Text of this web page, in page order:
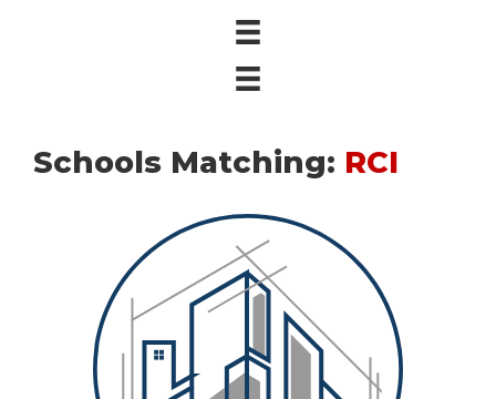
Schools Matching: RCI